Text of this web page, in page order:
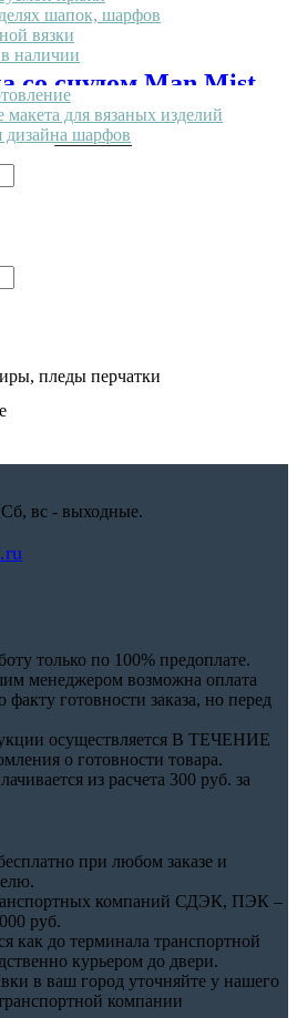
шапок, шарфов
вязки
наличии
макета для вязаных изделий
шарфов
со снудом Man Mist
Заказать
пледы перчатки
Сб, вс - выходные.
только по 100% предоплате.
менеджером возможна оплата
готовности заказа, но перед
осуществляется В ТЕЧЕНИЕ
о готовности товара.
из расчета 300 руб. за
при любом заказе и
компаний СДЭК, ПЭК –
руб.
как до терминала транспортной
курьером до двери.
в ваш город уточняйте у нашего
компании